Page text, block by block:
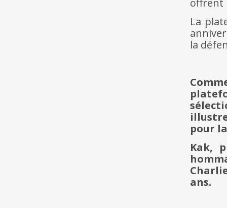
La
la
pour
Kak,
ans.